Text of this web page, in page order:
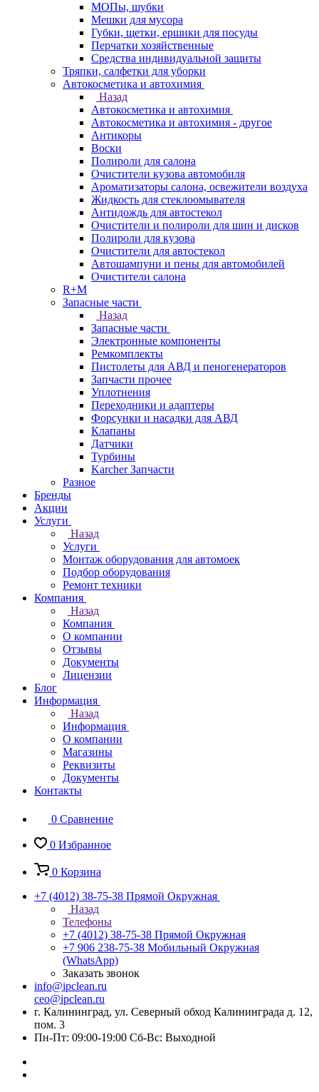
МОПы, шубки
Мешки для мусора
Губки, щетки, ершики для посуды
Перчатки хозяйственные
Средства индивидуальной защиты
Тряпки, салфетки для уборки
Автокосметика и автохимия
Назад
Автокосметика и автохимия
Автокосметика и автохимия - другое
Антикоры
Воски
Полироли для салона
Очистители кузова автомобиля
Ароматизаторы салона, освежители воздуха
Жидкость для стеклоомывателя
Антидождь для автостекол
Очистители и полироли для шин и дисков
Полироли для кузова
Очистители для автостекол
Автошампуни и пены для автомобилей
Очистители салона
R+M
Запасные части
Назад
Запасные части
Электронные компоненты
Ремкомплекты
Пистолеты для АВД и пеногенераторов
Запчасти прочее
Уплотнения
Переходники и адаптеры
Форсунки и насадки для АВД
Клапаны
Датчики
Турбины
Karcher Запчасти
Разное
Бренды
Акции
Услуги
Назад
Услуги
Монтаж оборудования для автомоек
Подбор оборудования
Ремонт техники
Компания
Назад
Компания
О компании
Отзывы
Документы
Лицензии
Блог
Информация
Назад
Информация
О компании
Магазины
Реквизиты
Документы
Контакты
0 Сравнение
0 Избранное
0 Корзина
+7 (4012) 38-75-38 Прямой Окружная
Назад
Телефоны
+7 (4012) 38-75-38 Прямой Окружная
+7 906 238-75-38 Мобильный Окружная
(WhatsApp)
Заказать звонок
info@ipclean.ru
ceo@ipclean.ru
г. Калининград, ул. Северный обход Калининграда д. 12,
пом. 3
Пн-Пт: 09:00-19:00 Сб-Вс: Выходной